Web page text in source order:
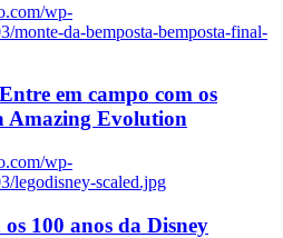
wp-
monte-da-bemposta-bemposta-final-
em campo com os
Amazing Evolution
wp-
legodisney-scaled.jpg
100 anos da Disney